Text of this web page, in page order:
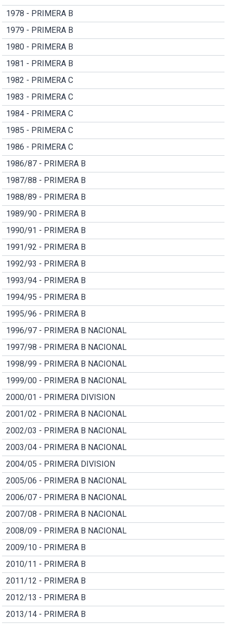
1978 - PRIMERA B
1979 - PRIMERA B
1980 - PRIMERA B
1981 - PRIMERA B
1982 - PRIMERA C
1983 - PRIMERA C
1984 - PRIMERA C
1985 - PRIMERA C
1986 - PRIMERA C
1986/87 - PRIMERA B
1987/88 - PRIMERA B
1988/89 - PRIMERA B
1989/90 - PRIMERA B
1990/91 - PRIMERA B
1991/92 - PRIMERA B
1992/93 - PRIMERA B
1993/94 - PRIMERA B
1994/95 - PRIMERA B
1995/96 - PRIMERA B
1996/97 - PRIMERA B NACIONAL
1997/98 - PRIMERA B NACIONAL
1998/99 - PRIMERA B NACIONAL
1999/00 - PRIMERA B NACIONAL
2000/01 - PRIMERA DIVISION
2001/02 - PRIMERA B NACIONAL
2002/03 - PRIMERA B NACIONAL
2003/04 - PRIMERA B NACIONAL
2004/05 - PRIMERA DIVISION
2005/06 - PRIMERA B NACIONAL
2006/07 - PRIMERA B NACIONAL
2007/08 - PRIMERA B NACIONAL
2008/09 - PRIMERA B NACIONAL
2009/10 - PRIMERA B
2010/11 - PRIMERA B
2011/12 - PRIMERA B
2012/13 - PRIMERA B
2013/14 - PRIMERA B